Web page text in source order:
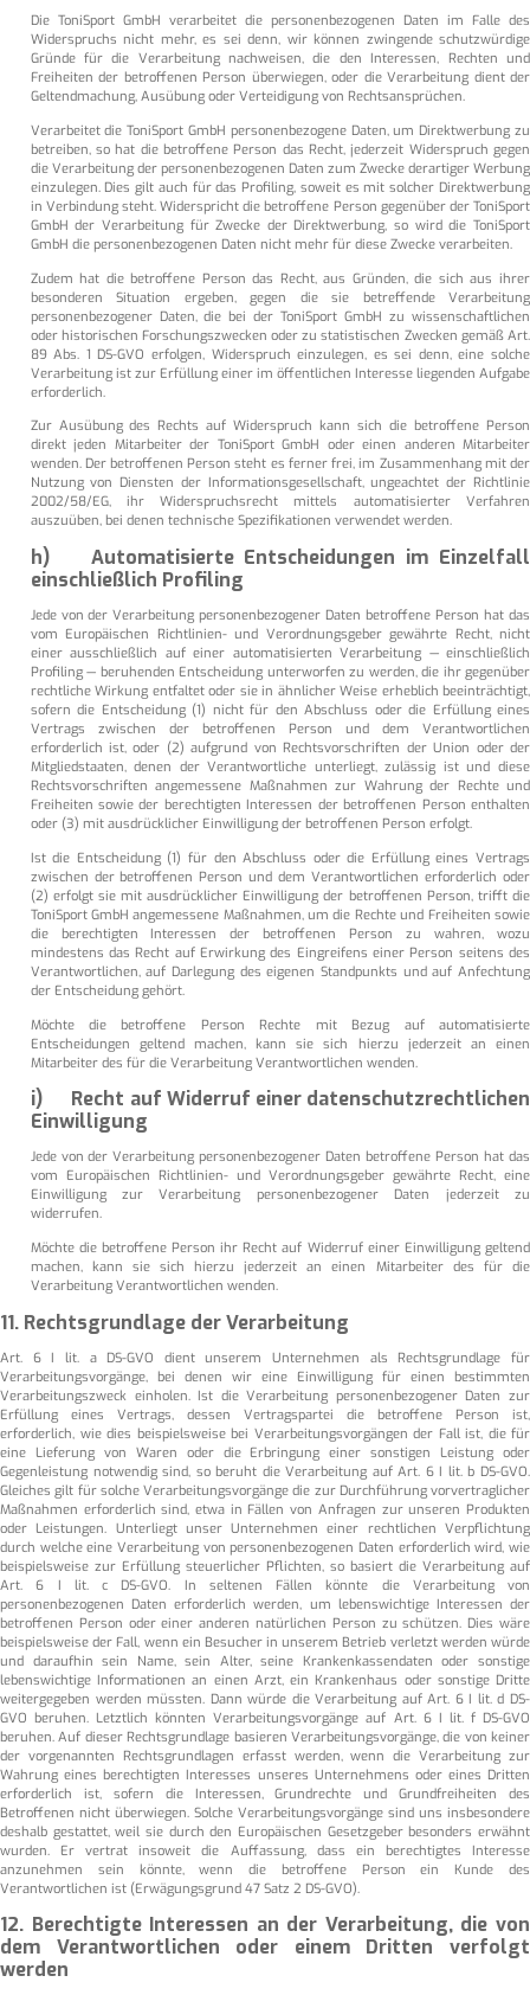
Die ToniSport GmbH verarbeitet die personenbezogenen Daten im Falle des
Widerspruchs nicht mehr, es sei denn, wir können zwingende schutzwürdige
Gründe für die Verarbeitung nachweisen, die den Interessen, Rechten und
Freiheiten der betroffenen Person überwiegen, oder die Verarbeitung dient der
Geltendmachung, Ausübung oder Verteidigung von Rechtsansprüchen.
Verarbeitet die ToniSport GmbH personenbezogene Daten, um Direktwerbung zu
betreiben, so hat die betroffene Person das Recht, jederzeit Widerspruch gegen
die Verarbeitung der personenbezogenen Daten zum Zwecke derartiger Werbung
einzulegen. Dies gilt auch für das Profiling, soweit es mit solcher Direktwerbung
in Verbindung steht. Widerspricht die betroffene Person gegenüber der ToniSport
GmbH der Verarbeitung für Zwecke der Direktwerbung, so wird die ToniSport
GmbH die personenbezogenen Daten nicht mehr für diese Zwecke verarbeiten.
Zudem hat die betroffene Person das Recht, aus Gründen, die sich aus ihrer
besonderen Situation ergeben, gegen die sie betreffende Verarbeitung
personenbezogener Daten, die bei der ToniSport GmbH zu wissenschaftlichen
oder historischen Forschungszwecken oder zu statistischen Zwecken gemäß Art.
89 Abs. 1 DS-GVO erfolgen, Widerspruch einzulegen, es sei denn, eine solche
Verarbeitung ist zur Erfüllung einer im öffentlichen Interesse liegenden Aufgabe
erforderlich.
Zur Ausübung des Rechts auf Widerspruch kann sich die betroffene Person
direkt jeden Mitarbeiter der ToniSport GmbH oder einen anderen Mitarbeiter
wenden. Der betroffenen Person steht es ferner frei, im Zusammenhang mit der
Nutzung von Diensten der Informationsgesellschaft, ungeachtet der Richtlinie
2002/58/EG, ihr Widerspruchsrecht mittels automatisierter Verfahren
auszuüben, bei denen technische Spezifikationen verwendet werden.
h) Automatisierte Entscheidungen im Einzelfall
einschließlich Profiling
Jede von der Verarbeitung personenbezogener Daten betroffene Person hat das
vom Europäischen Richtlinien- und Verordnungsgeber gewährte Recht, nicht
einer ausschließlich auf einer automatisierten Verarbeitung — einschließlich
Profiling — beruhenden Entscheidung unterworfen zu werden, die ihr gegenüber
rechtliche Wirkung entfaltet oder sie in ähnlicher Weise erheblich beeinträchtigt,
sofern die Entscheidung (1) nicht für den Abschluss oder die Erfüllung eines
Vertrags zwischen der betroffenen Person und dem Verantwortlichen
erforderlich ist, oder (2) aufgrund von Rechtsvorschriften der Union oder der
Mitgliedstaaten, denen der Verantwortliche unterliegt, zulässig ist und diese
Rechtsvorschriften angemessene Maßnahmen zur Wahrung der Rechte und
Freiheiten sowie der berechtigten Interessen der betroffenen Person enthalten
oder (3) mit ausdrücklicher Einwilligung der betroffenen Person erfolgt.
Ist die Entscheidung (1) für den Abschluss oder die Erfüllung eines Vertrags
zwischen der betroffenen Person und dem Verantwortlichen erforderlich oder
(2) erfolgt sie mit ausdrücklicher Einwilligung der betroffenen Person, trifft die
ToniSport GmbH angemessene Maßnahmen, um die Rechte und Freiheiten sowie
die berechtigten Interessen der betroffenen Person zu wahren, wozu
mindestens das Recht auf Erwirkung des Eingreifens einer Person seitens des
Verantwortlichen, auf Darlegung des eigenen Standpunkts und auf Anfechtung
der Entscheidung gehört.
Möchte die betroffene Person Rechte mit Bezug auf automatisierte
Entscheidungen geltend machen, kann sie sich hierzu jederzeit an einen
Mitarbeiter des für die Verarbeitung Verantwortlichen wenden.
i) Recht auf Widerruf einer datenschutzrechtlichen
Einwilligung
Jede von der Verarbeitung personenbezogener Daten betroffene Person hat das
vom Europäischen Richtlinien- und Verordnungsgeber gewährte Recht, eine
Einwilligung zur Verarbeitung personenbezogener Daten jederzeit zu
widerrufen.
Möchte die betroffene Person ihr Recht auf Widerruf einer Einwilligung geltend
machen, kann sie sich hierzu jederzeit an einen Mitarbeiter des für die
Verarbeitung Verantwortlichen wenden.
11. Rechtsgrundlage der Verarbeitung
Art. 6 I lit. a DS-GVO dient unserem Unternehmen als Rechtsgrundlage für
Verarbeitungsvorgänge, bei denen wir eine Einwilligung für einen bestimmten
Verarbeitungszweck einholen. Ist die Verarbeitung personenbezogener Daten zur
Erfüllung eines Vertrags, dessen Vertragspartei die betroffene Person ist,
erforderlich, wie dies beispielsweise bei Verarbeitungsvorgängen der Fall ist, die für
eine Lieferung von Waren oder die Erbringung einer sonstigen Leistung oder
Gegenleistung notwendig sind, so beruht die Verarbeitung auf Art. 6 I lit. b DS-GVO.
Gleiches gilt für solche Verarbeitungsvorgänge die zur Durchführung vorvertraglicher
Maßnahmen erforderlich sind, etwa in Fällen von Anfragen zur unseren Produkten
oder Leistungen. Unterliegt unser Unternehmen einer rechtlichen Verpflichtung
durch welche eine Verarbeitung von personenbezogenen Daten erforderlich wird, wie
beispielsweise zur Erfüllung steuerlicher Pflichten, so basiert die Verarbeitung auf
Art. 6 I lit. c DS-GVO. In seltenen Fällen könnte die Verarbeitung von
personenbezogenen Daten erforderlich werden, um lebenswichtige Interessen der
betroffenen Person oder einer anderen natürlichen Person zu schützen. Dies wäre
beispielsweise der Fall, wenn ein Besucher in unserem Betrieb verletzt werden würde
und daraufhin sein Name, sein Alter, seine Krankenkassendaten oder sonstige
lebenswichtige Informationen an einen Arzt, ein Krankenhaus oder sonstige Dritte
weitergegeben werden müssten. Dann würde die Verarbeitung auf Art. 6 I lit. d DS-
GVO beruhen. Letztlich könnten Verarbeitungsvorgänge auf Art. 6 I lit. f DS-GVO
beruhen. Auf dieser Rechtsgrundlage basieren Verarbeitungsvorgänge, die von keiner
der vorgenannten Rechtsgrundlagen erfasst werden, wenn die Verarbeitung zur
Wahrung eines berechtigten Interesses unseres Unternehmens oder eines Dritten
erforderlich ist, sofern die Interessen, Grundrechte und Grundfreiheiten des
Betroffenen nicht überwiegen. Solche Verarbeitungsvorgänge sind uns insbesondere
deshalb gestattet, weil sie durch den Europäischen Gesetzgeber besonders erwähnt
wurden. Er vertrat insoweit die Auffassung, dass ein berechtigtes Interesse
anzunehmen sein könnte, wenn die betroffene Person ein Kunde des
Verantwortlichen ist (Erwägungsgrund 47 Satz 2 DS-GVO).
12. Berechtigte Interessen an der Verarbeitung, die von
dem Verantwortlichen oder einem Dritten verfolgt
werden